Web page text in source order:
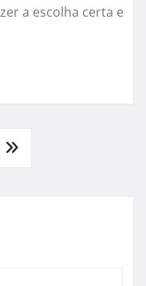
a escolha certa e